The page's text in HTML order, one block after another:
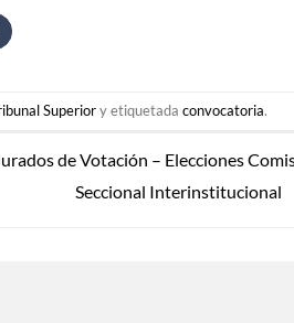
Superiory etiquetadaconvocatoria.
de Votación – Elecciones
Seccional Interinstitucional